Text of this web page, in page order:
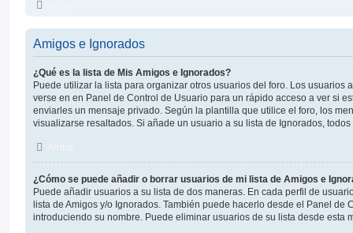
Amigos e Ignorados
¿Qué es la lista de Mis Amigos e Ignorados?
Puede utilizar la lista para organizar otros usuarios del foro. Los usuarios
verse en en Panel de Control de Usuario para un rápido acceso a ver si
enviarles un mensaje privado. Según la plantilla que utilice el foro, los
visualizarse resaltados. Si añade un usuario a su lista de Ignorados,
¿Cómo se puede añadir o borrar usuarios de mi lista de Amigos e
Puede añadir usuarios a su lista de dos maneras. En cada perfil de
lista de Amigos y/o Ignorados. También puede hacerlo desde el Panel de
introduciendo su nombre. Puede eliminar usuarios de su lista desde esta